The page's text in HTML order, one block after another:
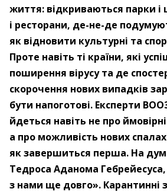
життя: відкриваються парки
і ресторани, де-не-де
як відновити культурні та
Проте навіть ті країни, які
поширення вірусу та де
скорочення нових випадків
бути напоготові. Експерти
йдеться навіть не про
а про можливість нових
як завершиться перша. На
Тедроса Аданома Гебрейесуса,
з нами ще довго». Карантинні